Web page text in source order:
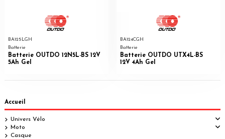
BA125LGH
Batterie
Batterie OUTDO 12N5L-BS 12V
5Ah Gel
BA124CGH
Batterie
Batterie OUTDO UTX4L-BS
12V 4Ah Gel
Accueil
Univers Vélo
Moto
Casque